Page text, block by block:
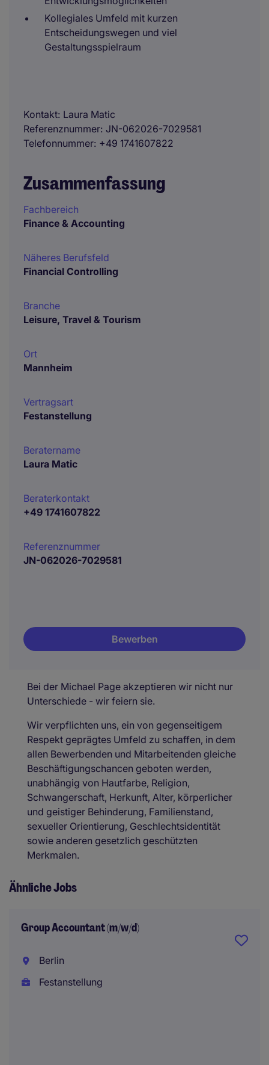
Kollegiales Umfeld mit kurzen
Entscheidungswegen und viel
Gestaltungsspielraum
Kontakt Laura Matic
Referenznummer JN-062026-7029581
Telefonnummer +49 1741607822
Zusammenfassung
Fachbereich
Finance & Accounting
Näheres Berufsfeld
Financial Controlling
Branche
Leisure, Travel & Tourism
Ort
Mannheim
Vertragsart
Festanstellung
Beratername
Laura Matic
Beraterkontakt
+49 1741607822
Referenznummer
JN-062026-7029581
Bewerben
Bei der Michael Page akzeptieren wir nicht nur
Unterschiede - wir feiern sie.
Wir verpflichten uns, ein von gegenseitigem
Respekt geprägtes Umfeld zu schaffen, in dem
allen Bewerbenden und Mitarbeitenden gleiche
Beschäftigungschancen geboten werden,
unabhängig von Hautfarbe, Religion,
Schwangerschaft, Herkunft, Alter, körperlicher
und geistiger Behinderung, Familienstand,
sexueller Orientierung, Geschlechtsidentität
sowie anderen gesetzlich geschützten
Merkmalen.
Ähnliche Jobs
Group Accountant (m/w/d)
Berlin
Festanstellung